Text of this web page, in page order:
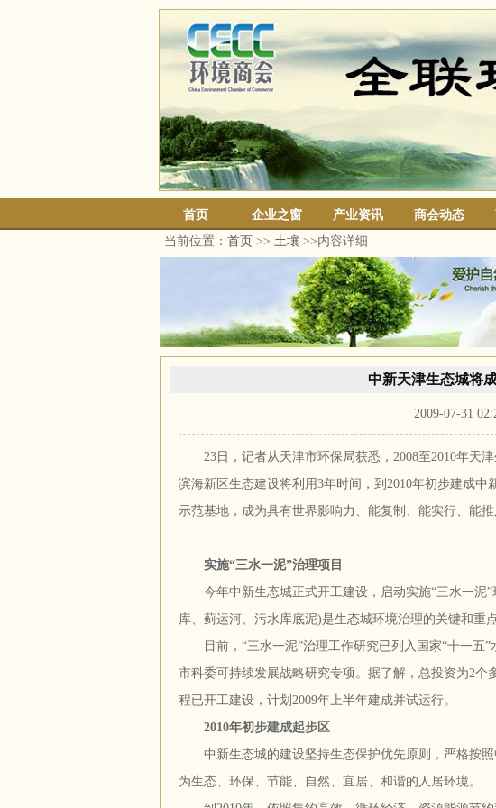
首页 企业之窗 产业资讯 商会动态
当前位置： 首页 >> 土壤 >>内容详细
中新天津生态城将
2009-07-31
23日，记者从天津市环保局获悉，2008至2010年天津
滨海新区生态建设将利用3年时间，到2010年初步建成
示范基地，成为具有世界影响力、能复制、能实行、能
实施“三水一泥”治理项目
今年中新生态城正式开工建设，启动实施“三水一泥”
库、蓟运河、污水库底泥)是生态城环境治理的关键和重点
目前，“三水一泥”治理工作研究已列入国家“十一五”
市科委可持续发展战略研究专项。据了解，总投资为2个
程已开工建设，计划2009年上半年建成并试运行。
2010年初步建成起步区
中新生态城的建设坚持生态保护优先原则，严格按照
为生态、环保、节能、自然、宜居、和谐的人居环境。